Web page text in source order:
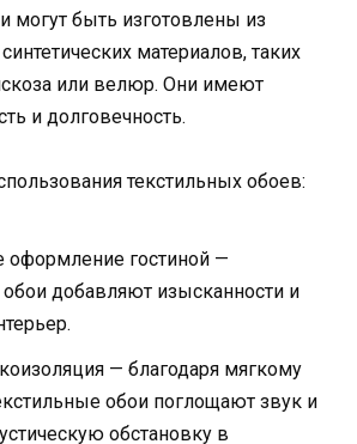
могут быть изготовлены из
материалов, таких
или велюр. Они имеют
и долговечность.
текстильных обоев:
оформление гостиной —
добавляют изысканности и
— благодаря мягкому
обои поглощают звук и
обстановку в